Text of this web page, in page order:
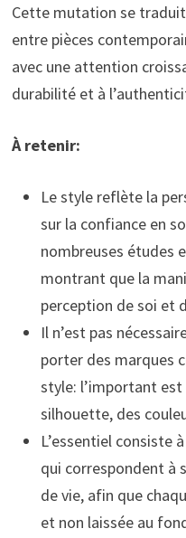
Cette mutation se traduit
entre pièces
avec une attention
durabilité et à
À retenir:
Le style reflète la
sur la confiance en
nombreuses études
montrant que la
perception de soi et
Il n’est pas
porter des marques
style: l’important est
silhouette, des
L’essentiel consiste
qui correspondent à
de vie, afin que
et non laissée au